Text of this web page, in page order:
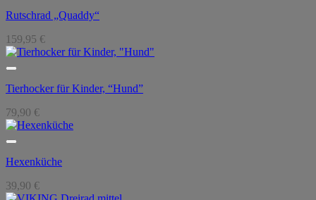
Rutschrad „Quaddy“
159,95 €
Tierhocker für Kinder, “Hund”
79,90 €
Hexenküche
39,90 €